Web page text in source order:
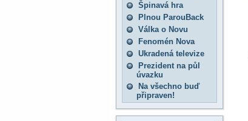
Špinavá hra
Plnou ParouBack
Válka o Novu
Fenomén Nova
Ukradená televize
Prezident na půl
úvazku
Na všechno buď
připraven!